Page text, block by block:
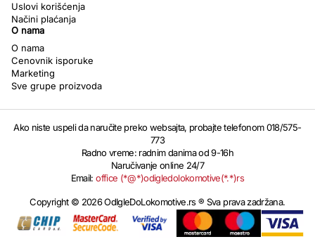
Uslovi korišćenja
Načini plaćanja
O nama
O nama
Cenovnik isporuke
Marketing
Sve grupe proizvoda
Ako niste uspeli da naručite preko websajta, probajte telefonom 018/575-
773
Radno vreme: radnim danima od 9-16h
Naručivanje online 24/7
Email:office (*@*)odigledolokomotive(*.*)rs
Copyright © 2026 OdIgleDoLokomotive.rs ® Sva prava zadržana.